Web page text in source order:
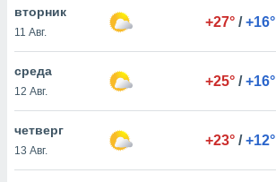
cookie
в
нашего
вторник
11 Авг.
+27° / +16°
среда
12 Авг.
+25° / +16°
четверг
13 Авг.
+23° / +12°